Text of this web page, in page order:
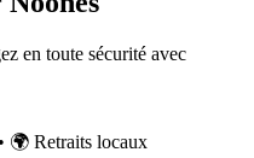
en toute sécurité avec
🌍 Retraits locaux